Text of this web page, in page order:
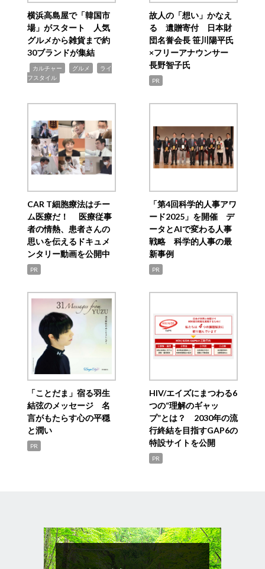
横浜高島屋で「韓国市
場」がスタート 人気
グルメから雑貨まで約
30ブランドが集結
カルチャー グルメ
ライ
フスタイル
故人の「想い」かなえ
る 遺贈寄付 日本財
団名誉会長 笹川陽平氏
×フリーアナウンサー
長野智子氏
PR
CAR T細胞療法はチー
ム医療だ！ 医療従事
者の情熱、患者さんの
思いを伝えるドキュメ
ンタリー動画を公開中
PR
「第4回科学的人事アワ
ード2025」を開催 デ
ータとAIで変わる人事
戦略 科学的人事の最
新事例
PR
「ことだま」宿る羽生
結弦のメッセージ 名
言がもたらす心の平穏
と潤い
PR
HIV/エイズにまつわる6
つの“理解のギャッ
プ”とは？ 2030年の流
行終結を目指すGAP6の
特設サイトを公開
PR